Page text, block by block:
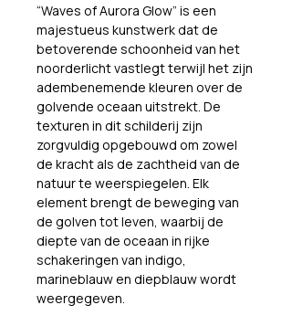
“Waves of Aurora Glow” is een
majestueus kunstwerk dat de
betoverende schoonheid van het
noorderlicht vastlegt terwijl het zijn
adembenemende kleuren over de
golvende oceaan uitstrekt. De
texturen in dit schilderij zijn
zorgvuldig opgebouwd om zowel
de kracht als de zachtheid van de
natuur te weerspiegelen. Elk
element brengt de beweging van
de golven tot leven, waarbij de
diepte van de oceaan in rijke
schakeringen van indigo,
marineblauw en diepblauw wordt
weergegeven.